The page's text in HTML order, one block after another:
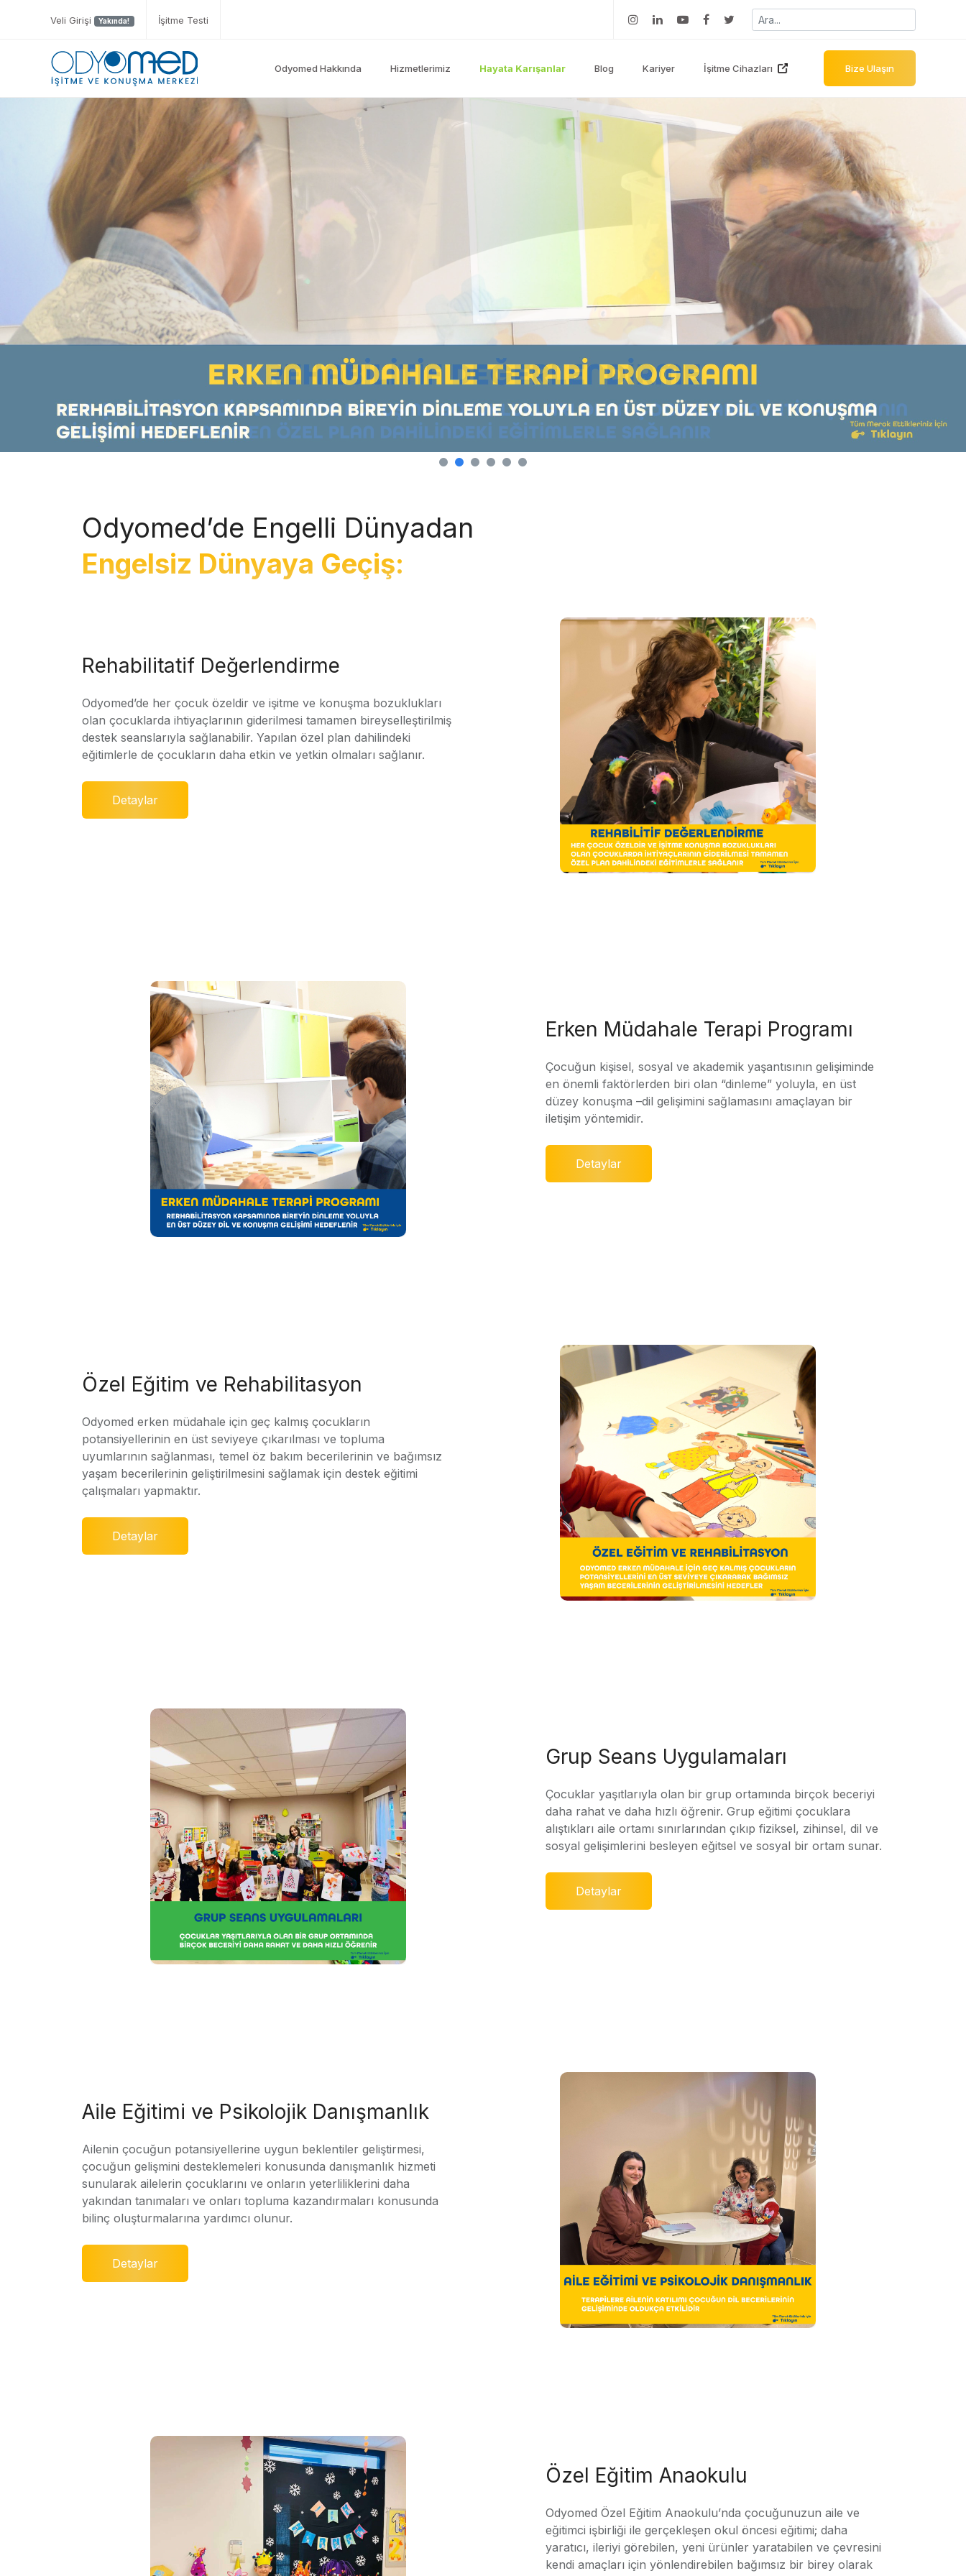
Veli Girişi Yakında! İşitme Testi
Odyomed Hakkında Hizmetlerimiz Hayata Karışanlar Blog Kariyer İşitme Cihazları Bize Ulaşın
Odyomed’de Engelli Dünyadan
Engelsiz Dünyaya Geçiş:
Rehabilitatif Değerlendirme
Odyomed’de her çocuk özeldir ve işitme ve konuşma bozuklukları
olan çocuklarda ihtiyaçlarının giderilmesi tamamen bireyselleştirilmiş
destek seanslarıyla sağlanabilir. Yapılan özel plan dahilindeki
eğitimlerle de çocukların daha etkin ve yetkin olmaları sağlanır.
Detaylar
Erken Müdahale Terapi Programı
Çocuğun kişisel, sosyal ve akademik yaşantısının gelişiminde
en önemli faktörlerden biri olan “dinleme” yoluyla, en üst
düzey konuşma –dil gelişimini sağlamasını amaçlayan bir
iletişim yöntemidir.
Detaylar
Özel Eğitim ve Rehabilitasyon
Odyomed erken müdahale için geç kalmış çocukların
potansiyellerinin en üst seviyeye çıkarılması ve topluma
uyumlarının sağlanması, temel öz bakım becerilerinin ve bağımsız
yaşam becerilerinin geliştirilmesini sağlamak için destek eğitimi
çalışmaları yapmaktır.
Detaylar
Grup Seans Uygulamaları
Çocuklar yaşıtlarıyla olan bir grup ortamında birçok beceriyi
daha rahat ve daha hızlı öğrenir. Grup eğitimi çocuklara
alıştıkları aile ortamı sınırlarından çıkıp fiziksel, zihinsel, dil ve
sosyal gelişimlerini besleyen eğitsel ve sosyal bir ortam sunar.
Detaylar
Aile Eğitimi ve Psikolojik Danışmanlık
Ailenin çocuğun potansiyellerine uygun beklentiler geliştirmesi,
çocuğun gelişmini desteklemeleri konusunda danışmanlık hizmeti
sunularak ailelerin çocuklarını ve onların yeterliliklerini daha
yakından tanımaları ve onları topluma kazandırmaları konusunda
bilinç oluşturmalarına yardımcı olunur.
Detaylar
Özel Eğitim Anaokulu
Odyomed Özel Eğitim Anaokulu’nda çocuğunuzun aile ve
eğitimci işbirliği ile gerçekleşen okul öncesi eğitimi; daha
yaratıcı, ileriyi görebilen, yeni ürünler yaratabilen ve çevresini
kendi amaçları için yönlendirebilen bağımsız bir birey olarak